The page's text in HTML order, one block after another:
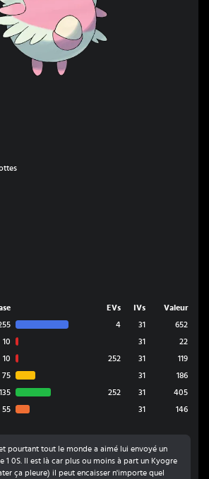
EVs IVs
Valeur
4 31
652
10 31
22
10 252 31
119
75 31
186
135 252 31
405
55 31 146
et pourtant tout le monde a aimé lui envoyé un
1 0S. Il est là car plus ou moins à part un Kyogre
ça pleure) il peut encaisser n'importe quel